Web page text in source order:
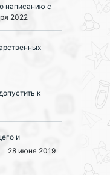
написанию с
2022
к
и
28 июня 2019